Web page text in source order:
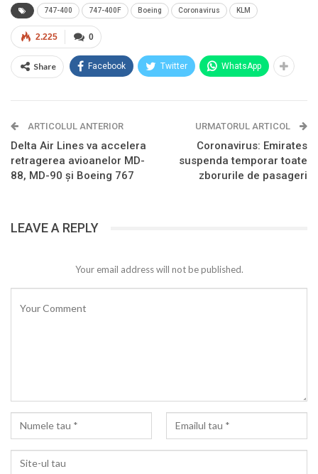
747-400 747-400F Boeing Coronavirus KLM
0
2.225
Share Facebook Twitter WhatsApp
ARTICOLUL ANTERIOR
Delta Air Lines va accelera
retragerea avioanelor MD-
88, MD-90 și Boeing 767
URMATORUL ARTICOL
Coronavirus: Emirates
suspenda temporar toate
zborurile de pasageri
LEAVE A REPLY
Your email address will not be published.